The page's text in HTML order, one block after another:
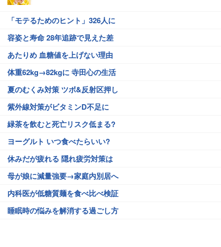
「モテるためのヒント」326人に
容姿と寿命 28年追跡で見えた差
あたりめ 血糖値を上げない理由
体重62kg→82kgに 寺田心の生活
夏のむくみ対策 ツボ&反射区押し
紫外線対策がビタミンD不足に
緑茶を飲むと死亡リスク低まる?
ヨーグルト いつ食べたらいい?
休みだが疲れる 隠れ疲労対策は
母が娘に減量強要→家庭内別居へ
内科医が低糖質麺を食べ比べ検証
睡眠時の悩みを解消する過ごし方